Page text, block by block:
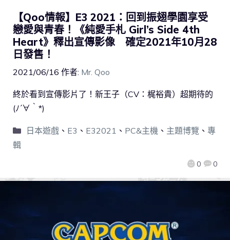
【Qoo情報】E3 2021：回到振翅學園享受
戀愛與青春！《純愛手札 Girl’s Side 4th
Heart》釋出宣傳影像 確定2021年10月28
日發售！
2021/06/16 作者: Mr. Qoo
0 0
終於看到宣傳影片了！新王子（CV：梶裕貴）超期待的
(ﾉ´∀｀*)
日本遊戲、 E3 、 E32021 、 PC&主機 、 主題博覽 、 專
輯